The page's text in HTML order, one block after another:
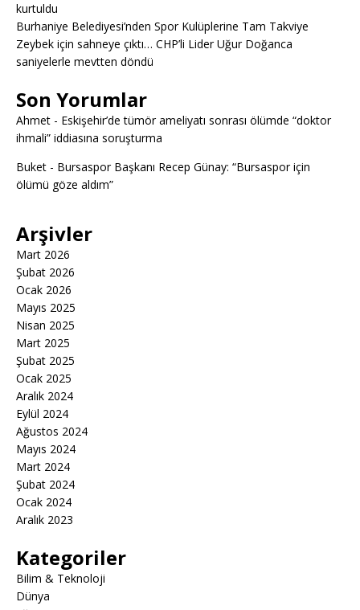
kurtuldu
Burhaniye Belediyesi’nden Spor Kulüplerine Tam Takviye
Zeybek için sahneye çıktı… CHP’li Lider Uğur Doğanca
saniyelerle mevtten döndü
Son Yorumlar
Ahmet - Eskişehir’de tümör ameliyatı sonrası ölümde “doktor
ihmali” iddiasına soruşturma
Buket - Bursaspor Başkanı Recep Günay: “Bursaspor için
ölümü göze aldım”
Arşivler
Mart 2026
Şubat 2026
Ocak 2026
Mayıs 2025
Nisan 2025
Mart 2025
Şubat 2025
Ocak 2025
Aralık 2024
Eylül 2024
Ağustos 2024
Mayıs 2024
Mart 2024
Şubat 2024
Ocak 2024
Aralık 2023
Kategoriler
Bilim & Teknoloji
Dünya